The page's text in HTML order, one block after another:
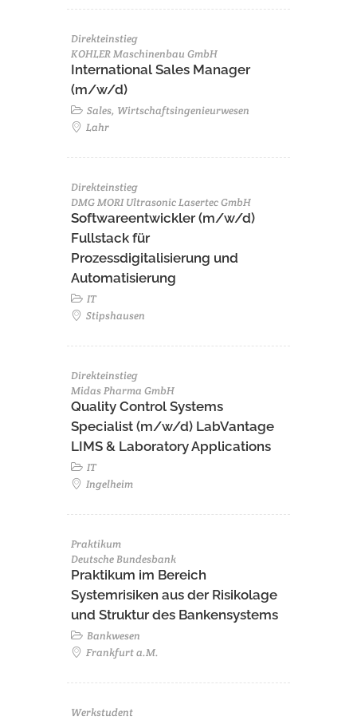
Direkteinstieg
KOHLER Maschinenbau GmbH
International Sales Manager
(m/w/d)
Sales, Wirtschaftsingenieurwesen
Lahr
Direkteinstieg
DMG MORI Ultrasonic Lasertec GmbH
Softwareentwickler (m/w/d)
Fullstack für
Prozessdigitalisierung und
Automatisierung
IT
Stipshausen
Direkteinstieg
Midas Pharma GmbH
Quality Control Systems
Specialist (m/w/d) LabVantage
LIMS & Laboratory Applications
IT
Ingelheim
Praktikum
Deutsche Bundesbank
Praktikum im Bereich
Systemrisiken aus der Risikolage
und Struktur des Bankensystems
Bankwesen
Frankfurt a.M.
Werkstudent